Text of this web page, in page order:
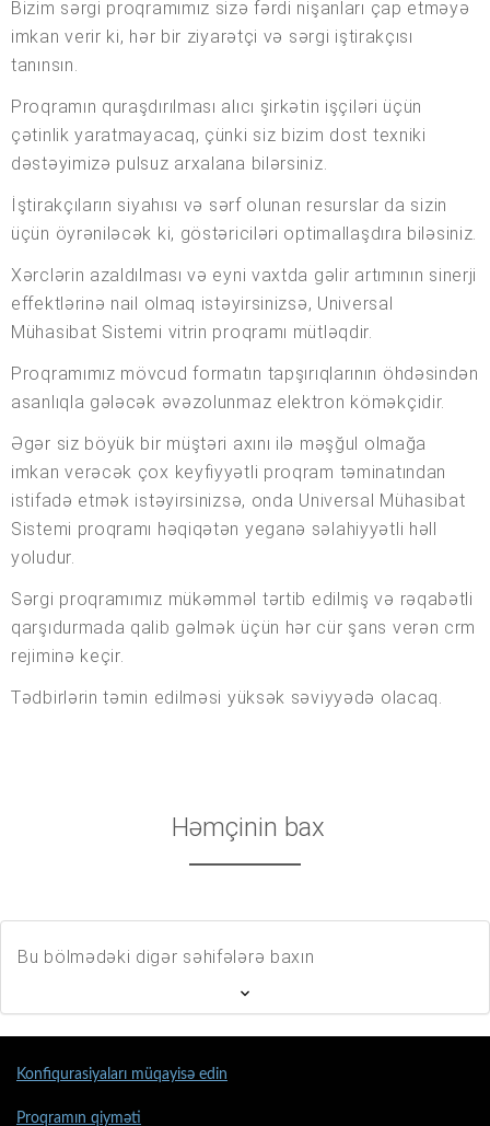
Bizim sərgi proqramımız sizə fərdi nişanları çap etməyə
imkan verir ki, hər bir ziyarətçi və sərgi iştirakçısı
tanınsın.
Proqramın quraşdırılması alıcı şirkətin işçiləri üçün
çətinlik yaratmayacaq, çünki siz bizim dost texniki
dəstəyimizə pulsuz arxalana bilərsiniz.
İştirakçıların siyahısı və sərf olunan resurslar da sizin
üçün öyrəniləcək ki, göstəriciləri optimallaşdıra biləsiniz.
Xərclərin azaldılması və eyni vaxtda gəlir artımının sinerji
effektlərinə nail olmaq istəyirsinizsə, Universal
Mühasibat Sistemi vitrin proqramı mütləqdir.
Proqramımız mövcud formatın tapşırıqlarının öhdəsindən
asanlıqla gələcək əvəzolunmaz elektron köməkçidir.
Əgər siz böyük bir müştəri axını ilə məşğul olmağa
imkan verəcək çox keyfiyyətli proqram təminatından
istifadə etmək istəyirsinizsə, onda Universal Mühasibat
Sistemi proqramı həqiqətən yeganə səlahiyyətli həll
yoludur.
Sərgi proqramımız mükəmməl tərtib edilmiş və rəqabətli
qarşıdurmada qalib gəlmək üçün hər cür şans verən crm
rejiminə keçir.
Tədbirlərin təmin edilməsi yüksək səviyyədə olacaq.
Həmçinin bax
Bu bölmədəki digər səhifələrə baxın
Konfiqurasiyaları müqayisə edin
Proqramın qiyməti